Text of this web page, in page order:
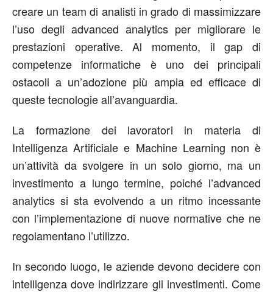
creare un team di analisti in grado di massimizzare
l’uso degli advanced analytics per migliorare le
prestazioni operative. Al momento, il gap di
competenze informatiche è uno dei principali
ostacoli a un’adozione più ampia ed efficace di
queste tecnologie all’avanguardia.
La formazione dei lavoratori in materia di
Intelligenza Artificiale e Machine Learning non è
un’attività da svolgere in un solo giorno, ma un
investimento a lungo termine, poiché l’advanced
analytics si sta evolvendo a un ritmo incessante
con l’implementazione di nuove normative che ne
regolamentano l’utilizzo.
In secondo luogo, le aziende devono decidere con
intelligenza dove indirizzare gli investimenti. Come